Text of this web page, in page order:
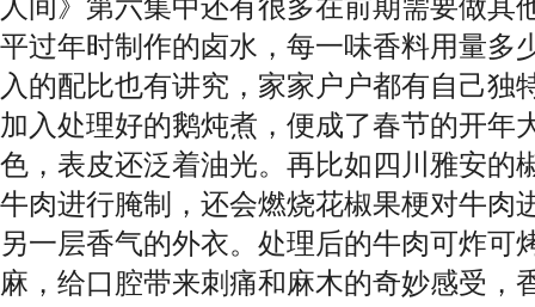
人间》第六集中还有很多在前期需要做其
平过年时制作的卤水，每一味香料用量多
入的配比也有讲究，家家户户都有自己独
加入处理好的鹅炖煮，便成了春节的开年
色，表皮还泛着油光。再比如四川雅安的
牛肉进行腌制，还会燃烧花椒果梗对牛肉
另一层香气的外衣。处理后的牛肉可炸可
麻，给口腔带来刺痛和麻木的奇妙感受，